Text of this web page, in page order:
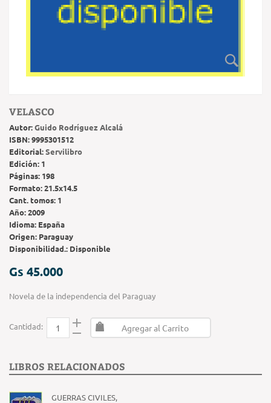
VELASCO
Autor:Guido Rodríguez Alcalá
ISBN:9995301512
Editorial:Servilibro
Edición: 1
Páginas: 198
Formato:21.5x14.5
Cant. tomos: 1
Año:2009
Idioma: España
Origen: Paraguay
Disponibilidad.: Disponible
Gs 45.000
Novela de la independencia del Paraguay
Cantidad: Agregar al Carrito
LIBROS RELACIONADOS
GUERRAS CIVILES,